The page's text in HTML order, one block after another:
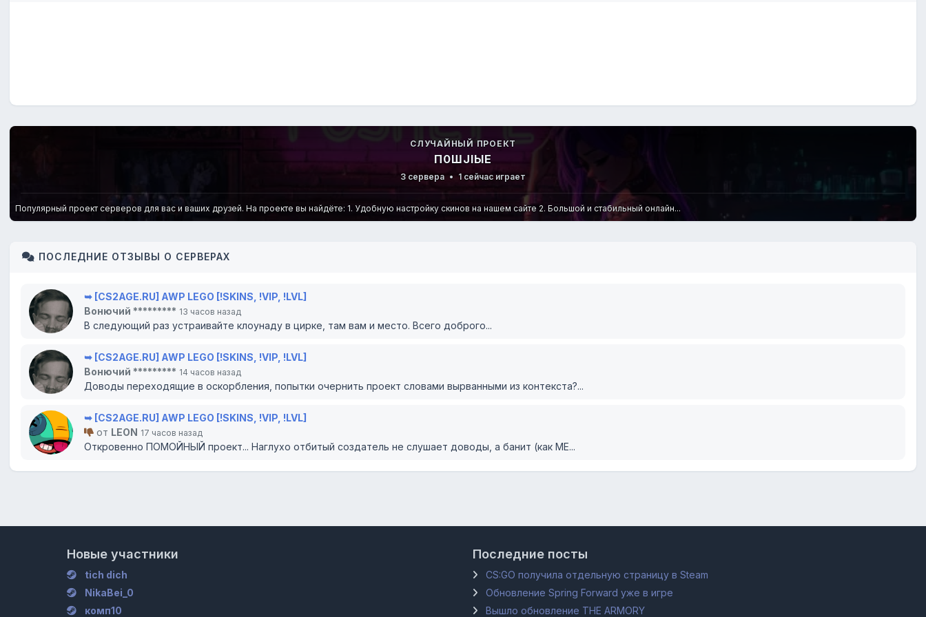
СЛУЧАЙНЫЙ ПРОЕКТ
П0ШJIЫЕ
3 сервера • 1 сейчас играет
Популярный проект серверов для вас и ваших друзей. На проекте вы найдёте: 1. Удобную настройку скинов на нашем сайте 2. Большой и стабильный онлайн...
ПОСЛЕДНИЕ ОТЗЫВЫ О СЕРВЕРАХ
➥ [CS2AGE.RU] AWP LEGO [!SKINS, !VIP, !LVL]
Вонючий ********* 13 часов назад
В следующий раз устраивайте клоунаду в цирке, там вам и место. Всего доброго...
➥ [CS2AGE.RU] AWP LEGO [!SKINS, !VIP, !LVL]
Вонючий ********* 14 часов назад
Доводы переходящие в оскорбления, попытки очернить проект словами вырванными из контекста?...
➥ [CS2AGE.RU] AWP LEGO [!SKINS, !VIP, !LVL]
от LEON 17 часов назад
Откровенно ПОМОЙНЫЙ проект... Наглухо отбитый создатель не слушает доводы, а банит (как МЕ...
Новые участники
tich dich
NikaBei_0
комп10
Последние посты
CS:GO получила отдельную страницу в Steam
Обновление Spring Forward уже в игре
Вышло обновление THE ARMORY